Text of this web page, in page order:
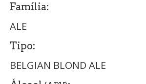
Família:
ALE
Tipo:
BELGIAN BLOND ALE